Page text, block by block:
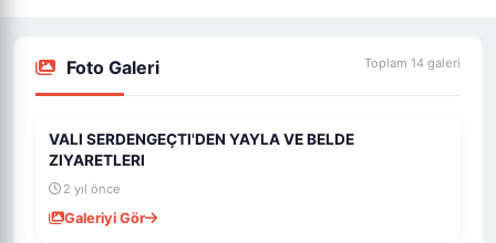
Foto Galeri Toplam 14 galeri
1K
VALI SERDENGEÇTI'DEN YAYLA VE BELDE
ZIYARETLERI
2 yıl önce
Galeriyi Gör